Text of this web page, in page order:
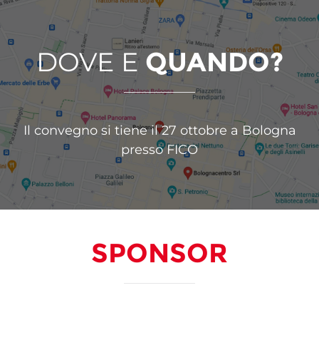
DOVE EQUANDO?
Il convegno si tiene il 27 ottobre a Bologna
presso FICO
SPONSOR